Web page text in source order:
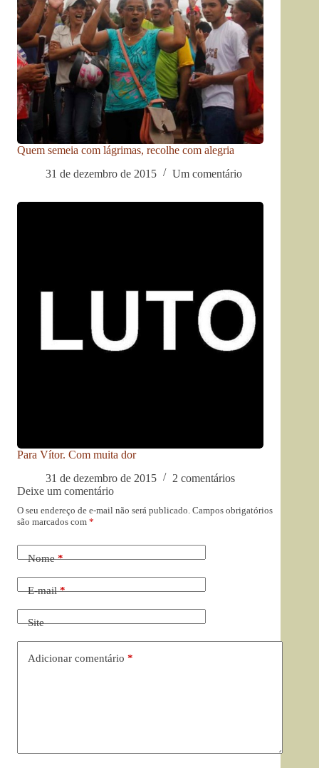
Quem semeia com lágrimas, recolhe com alegria
31 de dezembro de 2015
Um comentário
Para Vítor. Com muita dor
31 de dezembro de 2015
2 comentários
Deixe um comentário
O seu endereço de e-mail não será publicado. Campos obrigatórios
são marcados com *
Nome*
E-mail*
Site
Adicionar comentário *